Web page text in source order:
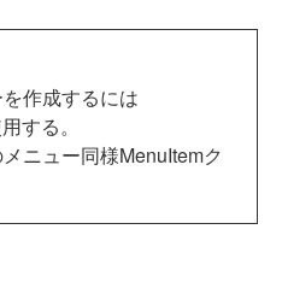
作成するには
する。
ニュー同様MenuItemク